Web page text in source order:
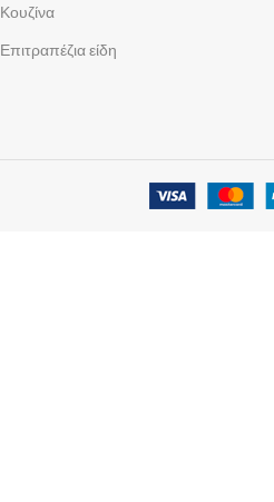
Κουζίνα
Επιτραπέζια είδη